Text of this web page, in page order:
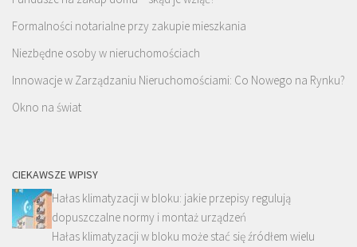
Formalności notarialne przy zakupie mieszkania
Niezbędne osoby w nieruchomościach
Innowacje w Zarządzaniu Nieruchomościami: Co Nowego na Rynku?
Okno na świat
CIEKAWSZE WPISY
Hałas klimatyzacji w bloku: jakie przepisy regulują
dopuszczalne normy i montaż urządzeń
Hałas klimatyzacji w bloku może stać się źródłem wielu